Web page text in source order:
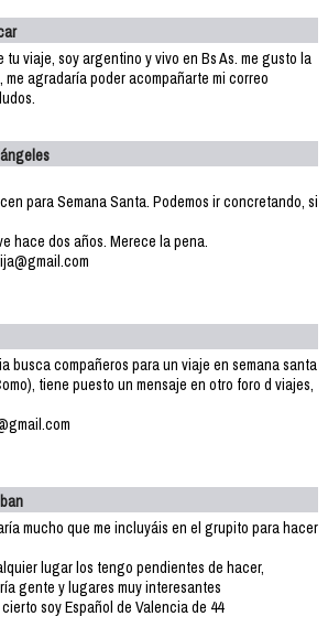
tu viaje, soy argentino y vivo en Bs As. me gusto la
agradaría poder acompañarte mi correo
para Semana Santa. Podemos ir concretando, si
hace dos años. Merece la pena.
busca compañeros para un viaje en semana santa
tiene puesto un mensaje en otro foro d viajes,
mucho que me incluyáis en el grupito para hacer
lugar los tengo pendientes de hacer,
gente y lugares muy interesantes
soy Español de Valencia de 44